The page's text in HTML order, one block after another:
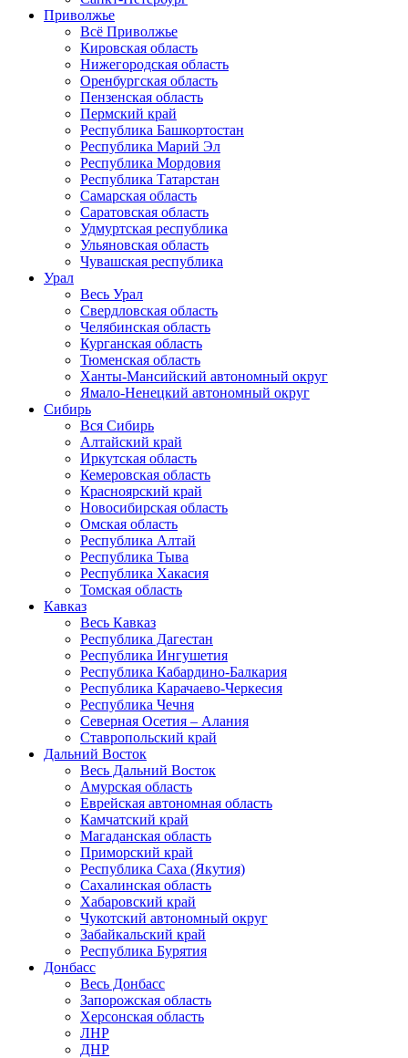
Приволжье
Всё Приволжье
Кировская область
Нижегородская область
Оренбургская область
Пензенская область
Пермский край
Республика Башкортостан
Республика Марий Эл
Республика Мордовия
Республика Татарстан
Самарская область
Саратовская область
Удмуртская республика
Ульяновская область
Чувашская республика
Урал
Весь Урал
Свердловская область
Челябинская область
Курганская область
Тюменская область
Ханты-Мансийский автономный округ
Ямало-Ненецкий автономный округ
Сибирь
Вся Сибирь
Алтайский край
Иркутская область
Кемеровская область
Красноярский край
Новосибирская область
Омская область
Республика Алтай
Республика Тыва
Республика Хакасия
Томская область
Кавказ
Весь Кавказ
Республика Дагестан
Республика Ингушетия
Республика Кабардино-Балкария
Республика Карачаево-Черкесия
Республика Чечня
Северная Осетия – Алания
Ставропольский край
Дальний Восток
Весь Дальний Восток
Амурская область
Еврейская автономная область
Камчатский край
Магаданская область
Приморский край
Республика Саха (Якутия)
Сахалинская область
Хабаровский край
Чукотский автономный округ
Забайкальский край
Республика Бурятия
Донбасс
Весь Донбасс
Запорожская область
Херсонская область
ЛНР
ДНР